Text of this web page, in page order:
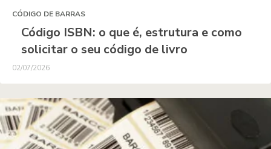
CÓDIGO DE BARRAS
Código ISBN: o que é, estrutura e como
solicitar o seu código de livro
02/07/2026